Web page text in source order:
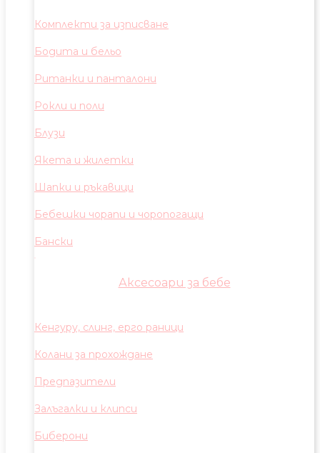
Комплекти за изписване
Бодита и бельо
Ританки и панталони
Рокли и поли
Блузи
Якета и жилетки
Шапки и ръкавици
Бебешки чорапи и чоропогащи
Бански
Аксесоари за бебе
Кенгуру, слинг, ерго раници
Колани за прохождане
Предпазители
Залъгалки и клипси
Биберони